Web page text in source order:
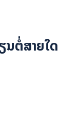
ນຕໍ່ສາຍໃດ